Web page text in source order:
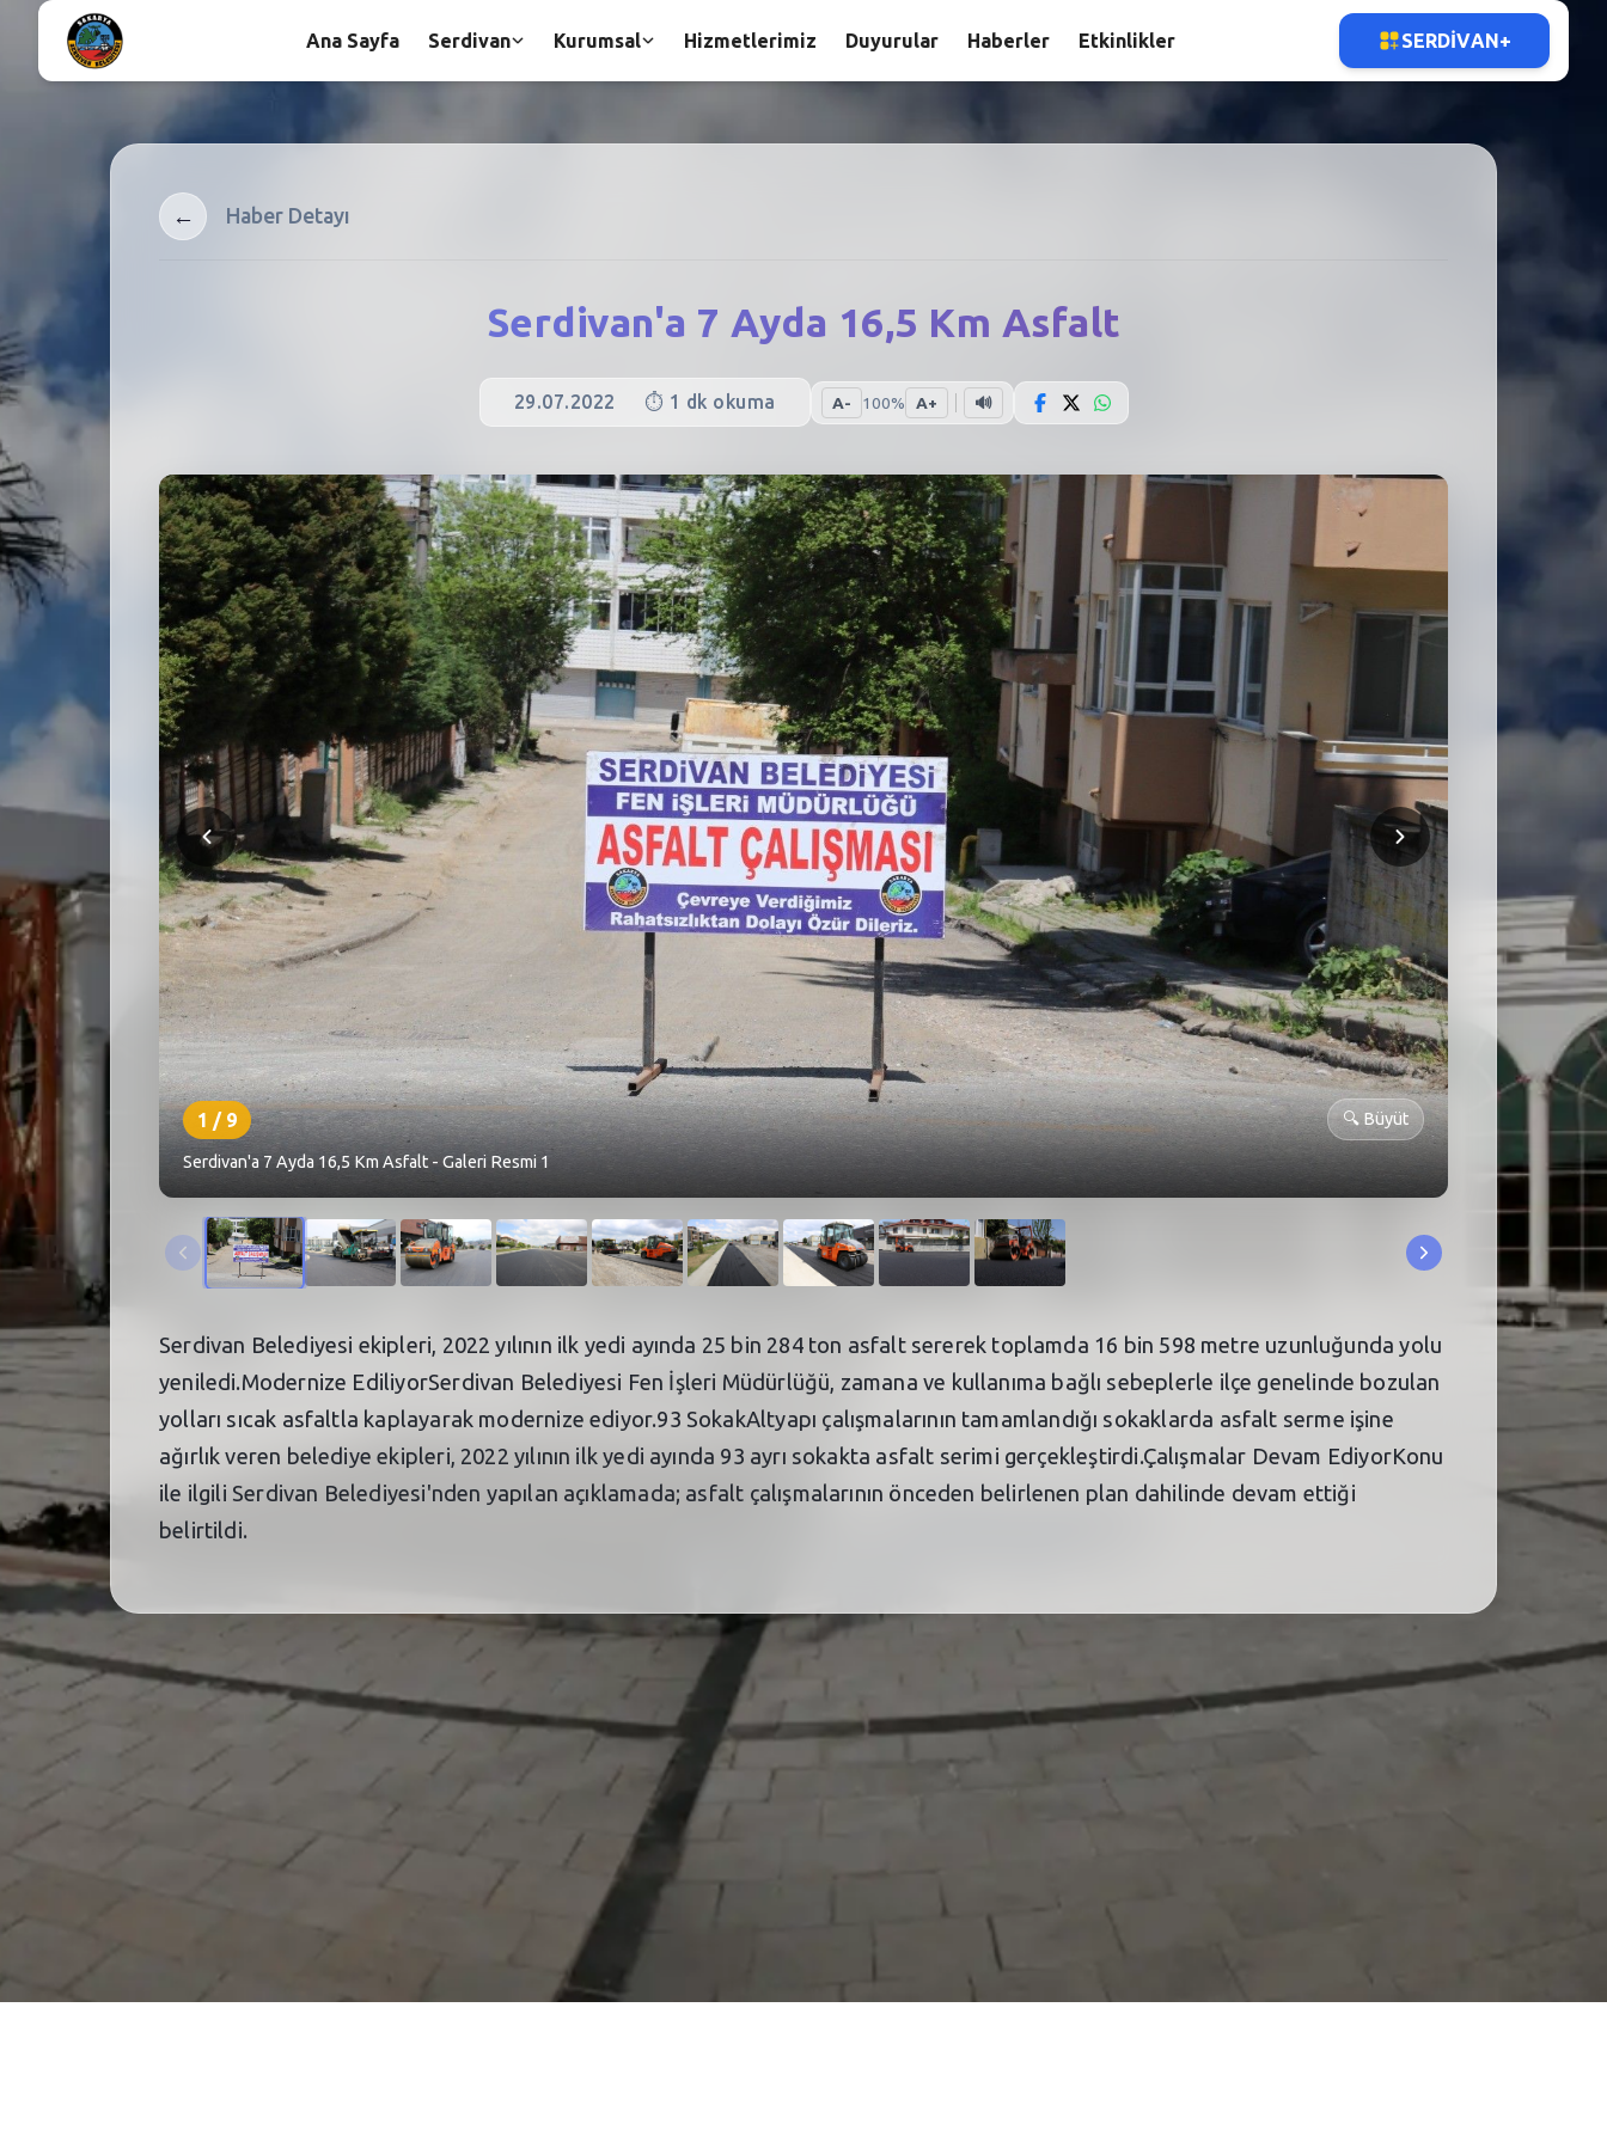
← Haber Detayı
Serdivan'a 7 Ayda 16,5 Km Asfalt
29.07.2022 ⏱️ 1 dk okuma A- 100% A+ 🔊
1 / 9 🔍 Büyüt
Serdivan'a 7 Ayda 16,5 Km Asfalt - Galeri Resmi 1
Serdivan Belediyesi ekipleri, 2022 yılının ilk yedi ayında 25 bin 284 ton asfalt sererek toplamda 16 bin 598 metre uzunluğunda yolu
yeniledi.Modernize EdiliyorSerdivan Belediyesi Fen İşleri Müdürlüğü, zamana ve kullanıma bağlı sebeplerle ilçe genelinde bozulan
yolları sıcak asfaltla kaplayarak modernize ediyor.93 SokakAltyapı çalışmalarının tamamlandığı sokaklarda asfalt serme işine
ağırlık veren belediye ekipleri, 2022 yılının ilk yedi ayında 93 ayrı sokakta asfalt serimi gerçekleştirdi.Çalışmalar Devam EdiyorKonu
ile ilgili Serdivan Belediyesi'nden yapılan açıklamada; asfalt çalışmalarının önceden belirlenen plan dahilinde devam ettiği
belirtildi.
Ana Sayfa Serdivan Kurumsal Hizmetlerimiz Duyurular Haberler Etkinlikler SERDIVAN+